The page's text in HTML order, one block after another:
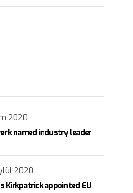
2020
named industry leader
2020
Kirkpatrick appointed EU